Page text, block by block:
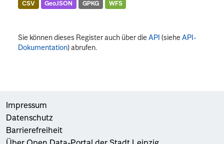
CSV GeoJSON GPKG WFS
Sie können dieses Register auch über dieAPI (sieheAPI-
Dokumentation) abrufen.
Impressum
Datenschutz
Barrierefreiheit